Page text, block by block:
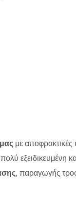
με
εξειδικευμένη
, παραγωγής